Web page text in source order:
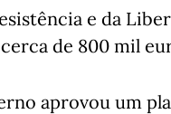
e da
de 800 mil
aprovou um